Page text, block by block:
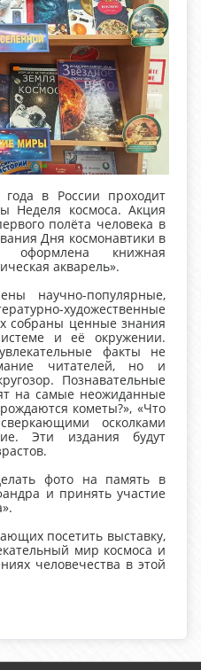
в России проходит
Неделя космоса. Акция
полёта человека в
Дня космонавтики в
оформлена книжная
акварель».
научно-популярные,
художественные
собраны ценные знания
и её окружении.
факты не
читателей, но и
Познавательные
на самые неожиданные
кометы?», «Что
осколками
Эти издания будут
фото на память в
и принять участие
посетить выставку,
мир космоса и
человечества в этой